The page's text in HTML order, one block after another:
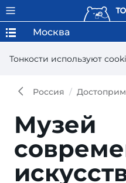
Тонкости используют
Москва
Россия
Музей